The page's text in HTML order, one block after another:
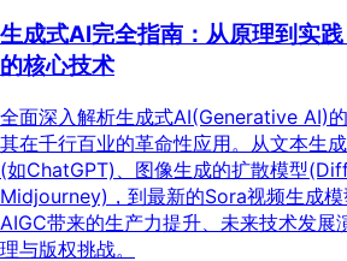
生成式AI完全指南：从原理到实
的核心技术
全面深入解析生成式AI(Generative AI)
其在千行百业的革命性应用。从文本生
(如ChatGPT)、图像生成的扩散模型
Midjourney)，到最新的Sora视频生成
AIGC带来的生产力提升、未来技术发展
理与版权挑战。